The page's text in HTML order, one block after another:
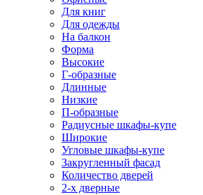
Для книг
Для одежды
На балкон
Форма
Высокие
Г-образные
Длинные
Низкие
П-образные
Радиусные шкафы-купе
Широкие
Угловые шкафы-купе
Закругленный фасад
Количество дверей
2-х дверные